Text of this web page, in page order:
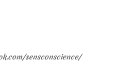
sensconscience/